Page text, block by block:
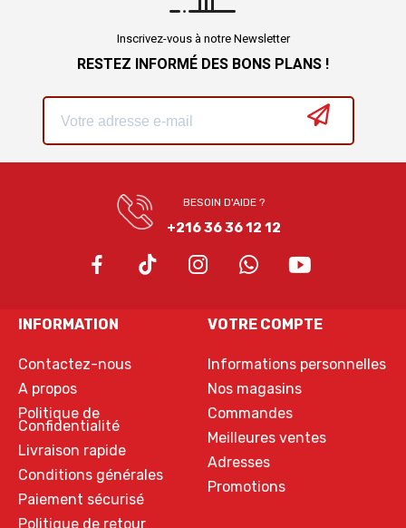
Inscrivez-vous à notre Newsletter
RESTEZ INFORMÉ DES BONS PLANS !
BESOIN D'AIDE ?
+216 36 36 12 12
INFORMATION
Contactez-nous
A propos
Politique de
Confidentialité
Livraison rapide
Conditions générales
Paiement sécurisé
Politique de retour
VOTRE COMPTE
Informations personnelles
Nos magasins
Commandes
Meilleures ventes
Adresses
Promotions